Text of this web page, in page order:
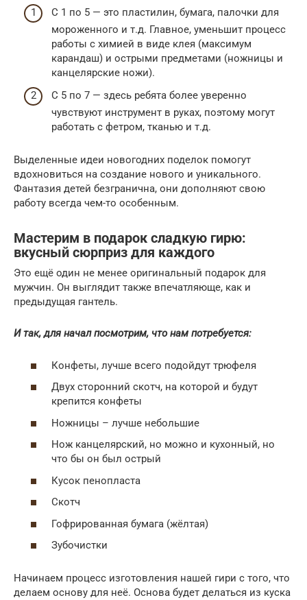
С 1 по 5 — это пластилин, бумага, палочки для
мороженного и т.д. Главное, уменьшит процесс
работы с химией в виде клея (максимум
карандаш) и острыми предметами (ножницы и
канцелярские ножи).
С 5 по 7 — здесь ребята более уверенно
чувствуют инструмент в руках, поэтому могут
работать с фетром, тканью и т.д.
Выделенные идеи новогодних поделок помогут
вдохновиться на создание нового и уникального.
Фантазия детей безгранична, они дополняют свою
работу всегда чем-то особенным.
Мастерим в подарок сладкую гирю:
вкусный сюрприз для каждого
Это ещё один не менее оригинальный подарок для
мужчин. Он выглядит также впечатляюще, как и
предыдущая гантель.
И так, для начал посмотрим, что нам потребуется:
Конфеты, лучше всего подойдут трюфеля
Двух сторонний скотч, на которой и будут
крепится конфеты
Ножницы – лучше небольшие
Нож канцелярский, но можно и кухонный, но
что бы он был острый
Кусок пенопласта
Скотч
Гофрированная бумага (жёлтая)
Зубочистки
Начинаем процесс изготовления нашей гири с того, что
делаем основу для неё. Основа будет делаться из куска